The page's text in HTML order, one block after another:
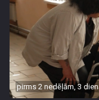
pirms 2 nedēļām, 3